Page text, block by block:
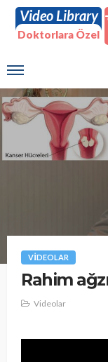
Video Library
Doktorlara Özel
VIDEOLAR
Rahim
Videolar